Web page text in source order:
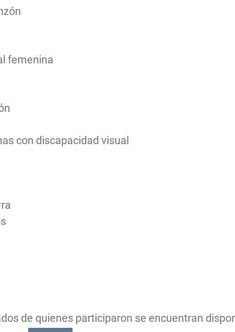
femenina
con discapacidad visual
de quienes participaron se encuentran